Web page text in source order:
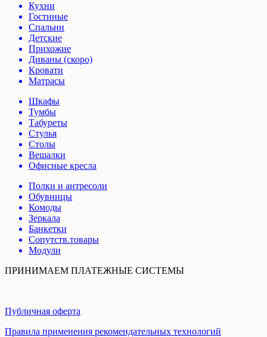
Кухни
Гостиные
Спальни
Детские
Прихожие
Диваны (скоро)
Кровати
Матрасы
Шкафы
Тумбы
Табуреты
Стулья
Столы
Вешалки
Офисные кресла
Полки и антресоли
Обувницы
Комоды
Зеркала
Банкетки
Сопутств.товары
Модули
ПРИНИМАЕМ ПЛАТЕЖНЫЕ СИСТЕМЫ
Публичная оферта
Правила применения рекомендательных технологий